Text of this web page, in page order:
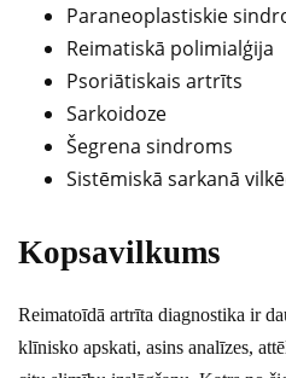
Paraneoplastiskie
Reimatiskā polimialģija
Psoriātiskais artrīts
Sarkoidoze
Šegrena sindroms
Sistēmiskā sarkanā
Kopsavilkums
Reimatoīdā artrīta diagnostika ir
klīnisko apskati, asins analīzes,